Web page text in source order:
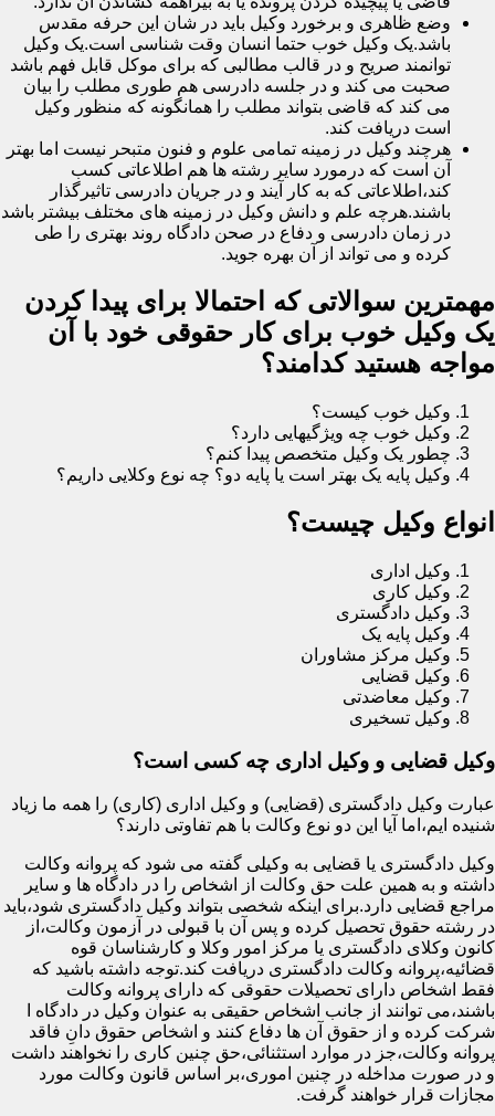
وضع ظاهری و برخورد وکیل باید در شان این حرفه مقدس
باشد.یک وکیل خوب حتما انسان وقت شناسی است.یک وکیل
توانمند صریح و در قالب مطالبی که برای موکل قابل فهم باشد
صحبت می کند و در جلسه دادرسی هم طوری مطلب را بیان
می کند که قاضی بتواند مطلب را همانگونه که منظور وکیل
است دریافت کند.
هرچند وکیل در زمینه تمامی علوم و فنون متبحر نیست اما بهتر
آن است که درمورد سایر رشته ها هم اطلاعاتی کسب
کند،اطلاعاتی که به کار آیند و در جریان دادرسی تاثیرگذار
باشند.هرچه علم و دانش وکیل در زمینه های مختلف بیشتر باشد
در زمان دادرسی و دفاع در صحن دادگاه روند بهتری را طی
کرده و می تواند از آن بهره جوید.
مهمترین سوالاتی که احتمالا برای پیدا کردن
یک وکیل خوب برای کار حقوقی خود با آن
مواجه هستید کدامند؟
وکیل خوب کیست؟
وکیل خوب چه ویژگیهایی دارد؟
چطور یک وکیل متخصص پیدا کنم؟
وکیل پایه یک بهتر است یا پایه دو؟ چه نوع وکلایی داریم؟
انواع وکیل چیست؟
وکیل اداری
وکیل کاری
وکیل دادگستری
وکیل پایه یک
وکیل مرکز مشاوران
وکیل قضایی
وکیل معاضدتی
وکیل تسخیری
وکیل قضایی و وکیل اداری چه کسی است؟
عبارت وکیل دادگستری (قضایی) و وکیل اداری (کاری) را همه ما زیاد
شنیده ایم،اما آیا این دو نوع وکالت با هم تفاوتی دارند؟
وکیل دادگستری یا قضایی به وکیلی گفته می شود که پروانه وکالت
داشته و به همین علت حق وکالت از اشخاص را در دادگاه ها و سایر
مراجع قضایی دارد.برای اینکه شخصی بتواند وکیل دادگستری شود،باید
در رشته حقوق تحصیل کرده و پس آن با قبولی در آزمون وکالت،از
کانون وکلای دادگستری یا مرکز امور وکلا و کارشناسان قوه
قضائیه،پروانه وکالت دادگستری دریافت کند.توجه داشته باشید که
فقط اشخاص دارای تحصیلات حقوقی که دارای پروانه وکالت
باشند،می توانند از جانب اشخاص حقیقی به عنوان وکیل در دادگاه ا
شرکت کرده و از حقوق آن ها دفاع کنند و اشخاص حقوق دانِ فاقد
پروانه وکالت،جز در موارد استثنائی،حق چنین کاری را نخواهند داشت
و در صورت مداخله در چنین اموری،بر اساس قانون وکالت مورد
مجازات قرار خواهند گرفت.